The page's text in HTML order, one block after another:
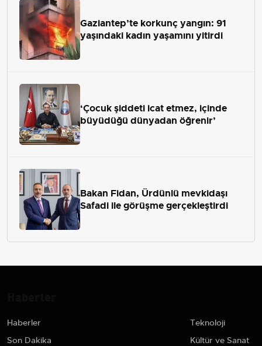
Gaziantep’te korkunç yangın: 91
yaşındaki kadın yaşamını yitirdi
‘Çocuk şiddeti icat etmez, içinde
büyüdüğü dünyadan öğrenir’
Bakan Fidan, Ürdünlü mevkidaşı
Safadi ile görüşme gerçekleştirdi
Haberler
Son Dakika
Teknoloji
Kültür ve Sanat